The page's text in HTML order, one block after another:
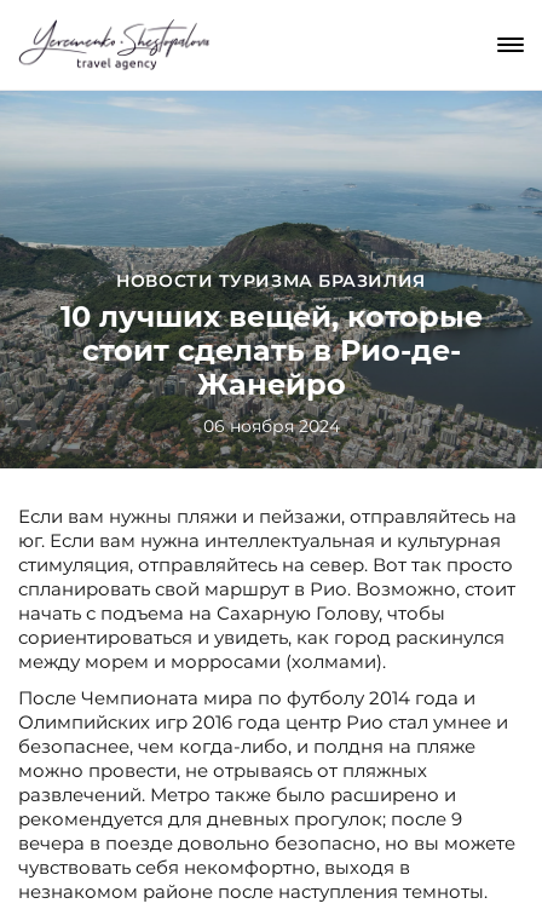
НОВОСТИ ТУРИЗМА БРАЗИЛИЯ
10 лучших вещей, которые
стоит сделать в Рио-де-
Жанейро
06 ноября 2024
Если вам нужны пляжи и пейзажи, отправляйтесь на
юг. Если вам нужна интеллектуальная и культурная
стимуляция, отправляйтесь на север. Вот так просто
спланировать свой маршрут в Рио. Возможно, стоит
начать с подъема на Сахарную Голову, чтобы
сориентироваться и увидеть, как город раскинулся
между морем и морросами (холмами).
После Чемпионата мира по футболу 2014 года и
Олимпийских игр 2016 года центр Рио стал умнее и
безопаснее, чем когда-либо, и полдня на пляже
можно провести, не отрываясь от пляжных
развлечений. Метро также было расширено и
рекомендуется для дневных прогулок; после 9
вечера в поезде довольно безопасно, но вы можете
чувствовать себя некомфортно, выходя в
незнакомом районе после наступления темноты.